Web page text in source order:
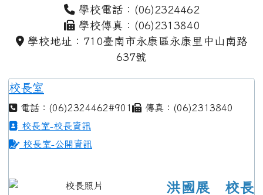
學校電話：(06)2324462
學校傳真：(06)2313840
學校地址：710臺南市永康區永康里中山南路
637號
校長室
電話：(06)2324462#901
傳真：(06)2313840
校長室-校長資訊
校長室-公開資訊
洪國展 校長